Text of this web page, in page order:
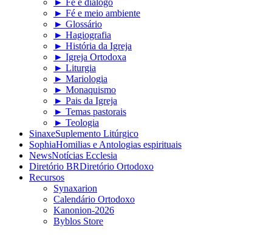
► Fé e diálogo
► Fé e meio ambiente
► Glossário
► Hagiografia
► História da Igreja
► Igreja Ortodoxa
► Liturgia
► Mariologia
► Monaquismo
► Pais da Igreja
► Temas pastorais
► Teologia
SinaxeSuplemento Litúrgico
SophiaHomilias e Antologias espirituais
NewsNotícias Ecclesia
Diretório BRDiretório Ortodoxo
Recursos
Synaxarion
Calendário Ortodoxo
Kanonion-2026
Byblos Store